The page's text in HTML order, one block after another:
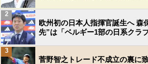
欧州初の日本人指揮官誕生へ 森
先”は「ベルギー1部の日系クラ
2
菅野智之トレード不成立の裏に
3